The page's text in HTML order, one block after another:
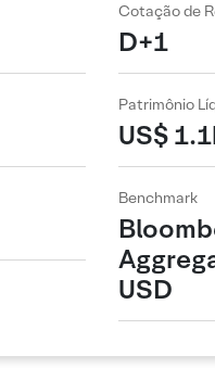
Cotação de
D+1
Patrimônio
US$
Benchmark
USD